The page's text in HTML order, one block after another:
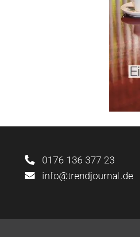
0176 136 377 23
info@trendjournal.de